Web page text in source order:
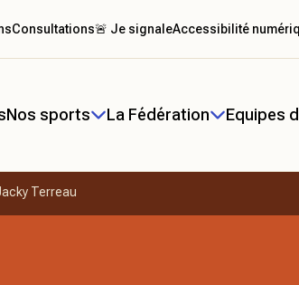
Nos sports La Fédération Equipes
Consultations🚨 Je signaleAccessibilité
Terreau